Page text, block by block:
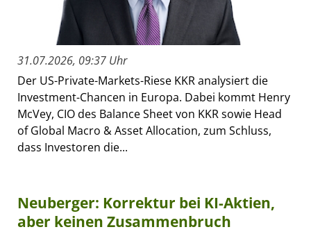
31.07.2026, 09:37 Uhr
Der US-Private-Markets-Riese KKR analysiert die
Investment-Chancen in Europa. Dabei kommt Henry
McVey, CIO des Balance Sheet von KKR sowie Head
of Global Macro & Asset Allocation, zum Schluss,
dass Investoren die...
Neuberger: Korrektur bei KI-Aktien,
aber keinen Zusammenbruch